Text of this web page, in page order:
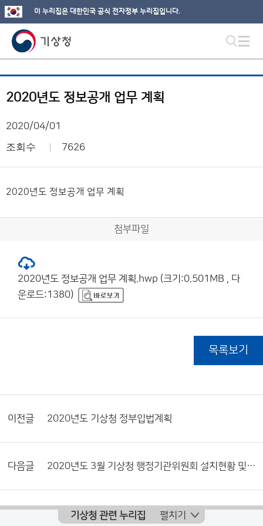
이 누리집은 대한민국 공식 전자정부 누리집입니다.
2020년도 정보공개 업무 계획
2020/04/01
조회수 7626
2020년도 정보공개 업무 계획
첨부파일
2020년도 정보공개 업무 계획.hwp (크기:0.501MB , 다
운로드:1380)
목록보기
이전글 2020년도 기상청 정부입법계획
다음글 2020년도 3월 기상청 행정기관위원회 설치현황 및 활동내역서
기상청 관련 누리집 펼치기